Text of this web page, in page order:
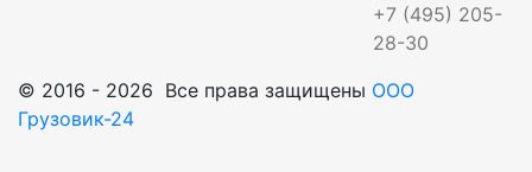
+7 (495) 205-
28-30
© 2016 - 2026 Все права защищены ООО
Грузовик-24